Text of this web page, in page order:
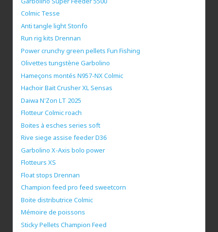
Colmic Tesse
Anti tangle light Stonfo
Run rig kits Drennan
Power crunchy green pellets Fun Fishing
Olivettes tungstène Garbolino
Hameçons montés N957-NX Colmic
Hachoir Bait Crusher XL Sensas
Daiwa N'Zon LT 2025
Flotteur Colmic roach
Boites à esches series soft
Rive siege assise feeder D36
Garbolino X-Axis bolo power
Flotteurs XS
Float stops Drennan
Champion feed pro feed sweetcorn
Boite distributrice Colmic
Mémoire de poissons
Sticky Pellets Champion Feed